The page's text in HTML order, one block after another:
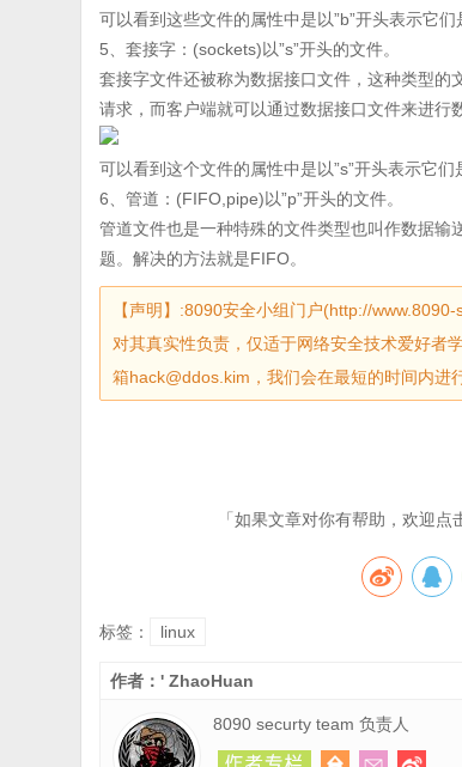
可以看到这些文件的属性中是以”b”开头表示它们
5、套接字：(sockets)以”s”开头的文件。
套接字文件还被称为数据接口文件，这种类型
请求，而客户端就可以通过数据接口文件来进行
可以看到这个文件的属性中是以”s”开头表示它们
6、管道：(FIFO,pipe)以”p”开头的文件。
管道文件也是一种特殊的文件类型也叫作数据
题。解决的方法就是FIFO。
【声明】:8090安全小组门户(http://
对其真实性负责，仅适于网络安全技术爱好者
箱hack@ddos.kim，我们会在最短的时间内进
「如果文章对你有帮助，欢迎
标签： linux
作者：' ZhaoHuan
8090 securty team 负责人